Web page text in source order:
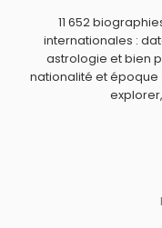
Richard Burton
SheridanetBob
11 652
internationales :
astrologie et bien
nationalité et